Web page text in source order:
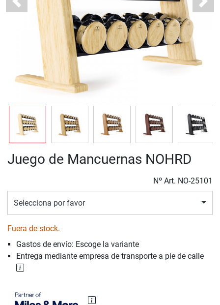
Previous Next
Juego de Mancuernas NOHRD
Nº Art. NO-25101
Selecciona por favor
Fuera de stock.
Gastos de envío: Escoge la variante
Entrega mediante empresa de transporte a pie de calle